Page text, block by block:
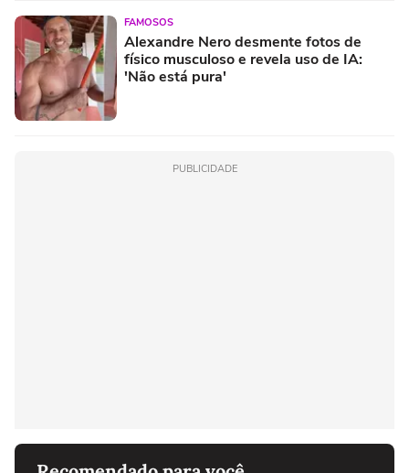
FAMOSOS
Alexandre Nero desmente fotos de
físico musculoso e revela uso de IA:
'Não está pura'
PUBLICIDADE